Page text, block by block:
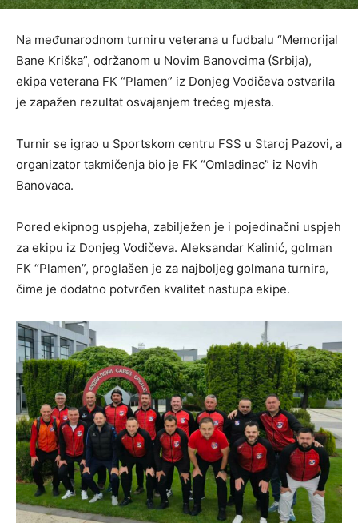
Na međunarodnom turniru veterana u fudbalu “Memorijal
Bane Kriška”, održanom u Novim Banovcima (Srbija),
ekipa veterana FK “Plamen” iz Donjeg Vodičeva ostvarila
je zapažen rezultat osvajanjem trećeg mjesta.
Turnir se igrao u Sportskom centru FSS u Staroj Pazovi, a
organizator takmičenja bio je FK “Omladinac” iz Novih
Banovaca.
Pored ekipnog uspjeha, zabilježen je i pojedinačni uspjeh
za ekipu iz Donjeg Vodičeva. Aleksandar Kalinić, golman
FK “Plamen”, proglašen je za najboljeg golmana turnira,
čime je dodatno potvrđen kvalitet nastupa ekipe.